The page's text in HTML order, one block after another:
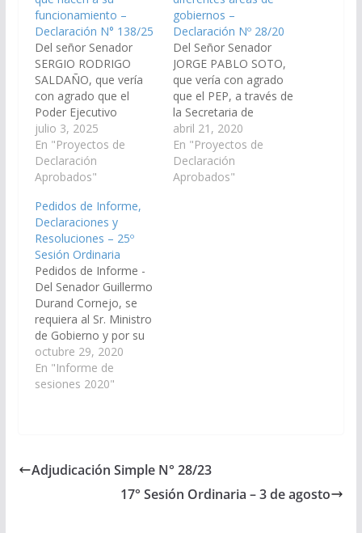
funcionamiento –
Declaración N° 138/25
Del señor Senador
SERGIO RODRIGO
SALDAÑO, que vería
con agrado que el
Poder Ejecutivo
Provincial, en la
medida de las
posibilidades de
personal y móviles,
Ministerios y
Secretarías que
dispongan segun el
área de competencia,
visitas periódicas a
departamentos de la
provincia para facilitar
a sus pobladores…
julio 3, 2025
En "Proyectos de
Declaración
Aprobados"
gobiernos –
Declaración Nº 28/20
Del Señor Senador
JORGE PABLO SOTO,
que vería con agrado
que el PEP, a través de
la Secretaria de
Atención Ciudadana
coordine todas las
acciones necesaria
para descentralizar en
abril 21, 2020
En "Proyectos de
Declaración
Aprobados"
Pedidos de Informe,
Declaraciones y
Resoluciones – 25º
Sesión Ordinaria
Pedidos de Informe -
Del Senador Guillermo
Durand Cornejo, se
requiera al Sr. Ministro
de Gobierno y por su
intermedio a la Sra.
Directora General del
Registro de Estado
Cuál es…
octubre 29, 2020
En "Informe de
sesiones 2020"
Adjudicación Simple N° 28/23
17° Sesión Ordinaria – 3 de agosto